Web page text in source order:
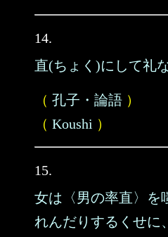
14.
直(ちょく)にして礼
（ 孔子・論語 ）
（ Koushi ）
15.
女は〈男の率直〉を
れんだりするくせに